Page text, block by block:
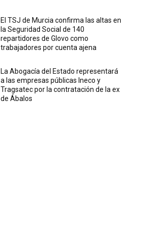
El TSJ de Murcia confirma las altas en
la Seguridad Social de 140
repartidores de Glovo como
trabajadores por cuenta ajena
La Abogacía del Estado representará
a las empresas públicas Ineco y
Tragsatec por la contratación de la ex
de Ábalos